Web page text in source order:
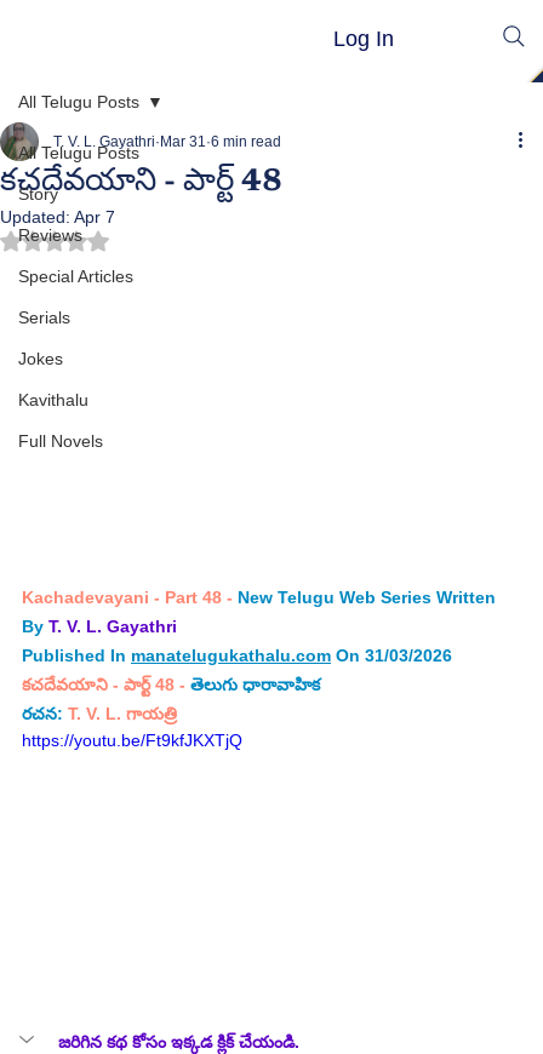
Log In
All Telugu Posts
Story
Reviews
Special Articles
Serials
Jokes
Kavithalu
Full Novels
All Telugu Posts
కచదేవయాని - పార్ట్ 48
T. V. L. Gayathri Mar 31 6 min read
Updated: Apr 7
Rated NaN out of 5 stars.
Kachadevayani - Part 48 - New Telugu Web Series Written
By T. V. L. Gayathri
Published In manatelugukathalu.com On 31/03/2026
కచదేవయాని - పార్ట్ 48 - తెలుగు ధారావాహిక
రచన: T. V. L. గాయత్రి
https://youtu.be/Ft9kfJKXTjQ
జరిగిన కథ కోసం ఇక్కడ క్లిక్ చేయండి.